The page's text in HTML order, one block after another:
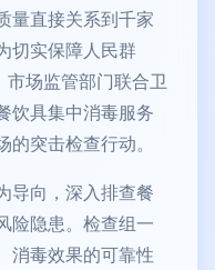
量直接关系到千家
切实保障人民群
市场监管部门联合卫
饮具集中消毒服务
突击检查行动。
导向，深入排查餐
险隐患。检查组一
消毒效果的可靠性